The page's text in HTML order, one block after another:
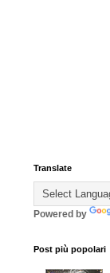
Translate
Powered by
Post più popolari